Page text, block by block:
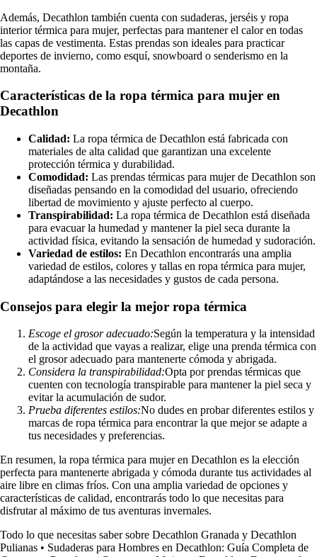
Además, Decathlon también cuenta con sudaderas, jerséis y ropa
interior térmica para mujer, perfectas para mantener el calor en todas
las capas de vestimenta. Estas prendas son ideales para practicar
deportes de invierno, como esquí, snowboard o senderismo en la
montaña.
Características de la ropa térmica para mujer en
Decathlon
Calidad: La ropa térmica de Decathlon está fabricada con
materiales de alta calidad que garantizan una excelente
protección térmica y durabilidad.
Comodidad: Las prendas térmicas para mujer de Decathlon son
diseñadas pensando en la comodidad del usuario, ofreciendo
libertad de movimiento y ajuste perfecto al cuerpo.
Transpirabilidad: La ropa térmica de Decathlon está diseñada
para evacuar la humedad y mantener la piel seca durante la
actividad física, evitando la sensación de humedad y sudoración.
Variedad de estilos: En Decathlon encontrarás una amplia
variedad de estilos, colores y tallas en ropa térmica para mujer,
adaptándose a las necesidades y gustos de cada persona.
Consejos para elegir la mejor ropa térmica
Escoge el grosor adecuado:Según la temperatura y la intensidad
de la actividad que vayas a realizar, elige una prenda térmica con
el grosor adecuado para mantenerte cómoda y abrigada.
Considera la transpirabilidad:Opta por prendas térmicas que
cuenten con tecnología transpirable para mantener la piel seca y
evitar la acumulación de sudor.
Prueba diferentes estilos:No dudes en probar diferentes estilos y
marcas de ropa térmica para encontrar la que mejor se adapte a
tus necesidades y preferencias.
En resumen, la ropa térmica para mujer en Decathlon es la elección
perfecta para mantenerte abrigada y cómoda durante tus actividades al
aire libre en climas fríos. Con una amplia variedad de opciones y
características de calidad, encontrarás todo lo que necesitas para
disfrutar al máximo de tus aventuras invernales.
Todo lo que necesitas saber sobre Decathlon Granada y Decathlon
Pulianas • Sudaderas para Hombres en Decathlon: Guía Completa de